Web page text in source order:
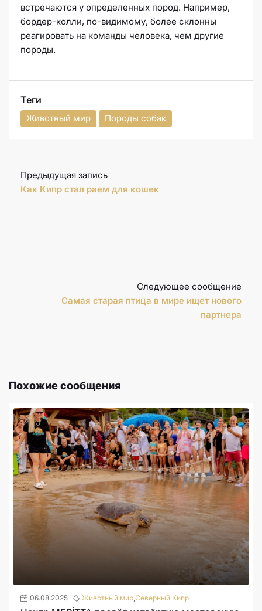
встречаются у определенных пород. Например,
бордер-колли, по-видимому, более склонны
реагировать на команды человека, чем другие
породы.
Теги
Животный мир Породы собак
Предыдущая запись
Как Кипр стал раем для кошек
Следующее сообщение
Самая старая птица в мире ищет нового
партнера
Похожие сообщения
06.08.2025 Животный мир Северный Кипр